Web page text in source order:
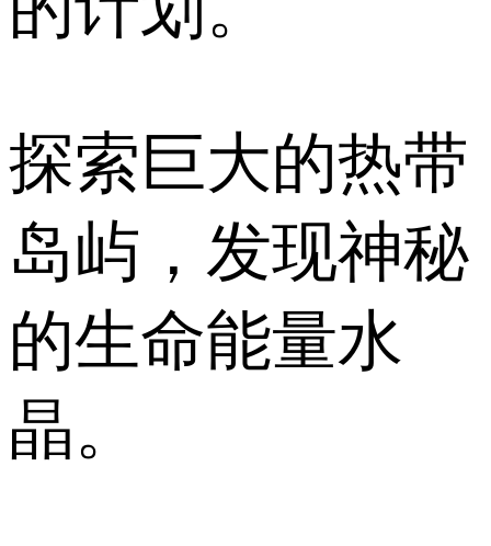
探索巨大的热带
岛屿，发现神秘
的生命能量水
晶。